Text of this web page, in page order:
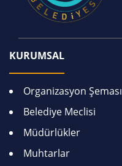
KURUMSAL
Organizasyon Şeması
Belediye Meclisi
Müdürlükler
Muhtarlar